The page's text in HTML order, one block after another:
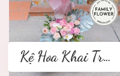
Kệ Hoa Khai Trương 2 tầng